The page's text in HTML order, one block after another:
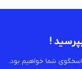
!
شما خواهیم بود.